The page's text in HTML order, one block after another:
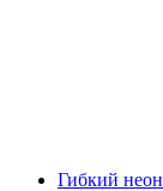
Гибкий